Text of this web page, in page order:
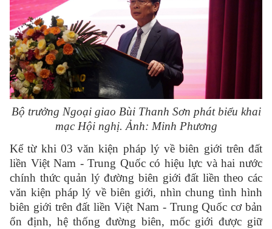
Bộ trưởng Ngoại giao Bùi Thanh Sơn phát biểu khai
mạc Hội nghị. Ảnh: Minh Phương
Kể từ khi 03 văn kiện pháp lý về biên giới trên đất
liền Việt Nam - Trung Quốc có hiệu lực và hai nước
chính thức quản lý đường biên giới đất liền theo các
văn kiện pháp lý về biên giới, nhìn chung tình hình
biên giới trên đất liền Việt Nam - Trung Quốc cơ bản
ổn định, hệ thống đường biên, mốc giới được giữ